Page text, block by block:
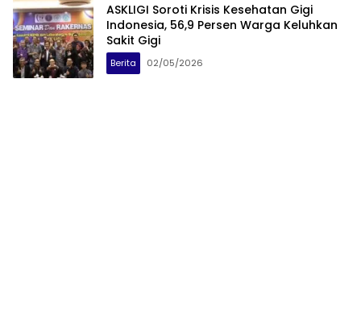
ASKLIGI Soroti Krisis Kesehatan Gigi
Indonesia, 56,9 Persen Warga Keluhkan
Sakit Gigi
Berita 02/05/2026